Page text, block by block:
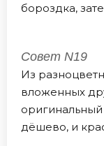
бороздка,
Совет N19
Из
вложенных
дёшево, и